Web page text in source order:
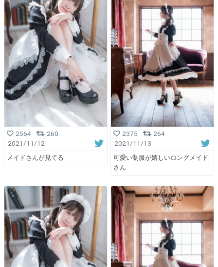
2564
260
2021/11/12
メイドさんが見てる
2375
264
2021/11/13
可愛い制服が嬉しいロングメイド
さん